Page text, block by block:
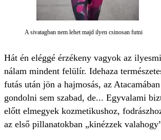
A sivatagban nem lehet majd ilyen csinosan futni
Hát én eléggé érzékeny vagyok az
nálam mindent felülír. Idehaza
futás után jön a hajmosás, az
gondolni sem szabad, de... Egyvalami
előtt elmegyek kozmetikushoz,
az első pillanatokban „kinézzek